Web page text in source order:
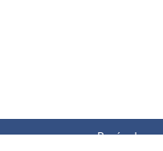
Buzón de